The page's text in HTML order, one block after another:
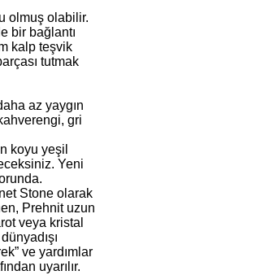
olmuş olabilir.
bir bağlantı
kalp teşvik
tutmak
az yaygın
gri
koyu yeşil
Yeni
Stone olarak
Prehnit uzun
veya kristal
ve yardımlar
uyarılır.